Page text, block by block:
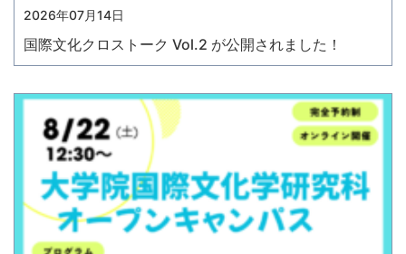
2026年07月14日
国際文化クロストーク Vol.2 が公開されました！